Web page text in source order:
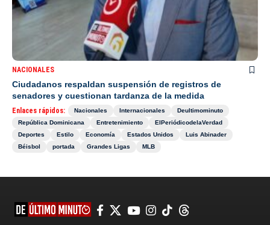
NACIONALES
Ciudadanos respaldan suspensión de registros de
senadores y cuestionan tardanza de la medida
Enlaces rápidos: Nacionales Internacionales
Deultimominuto
República Dominicana
Entretenimiento
ElPeriódicodelaVerdad
Deportes
Estilo Economía Estados Unidos
Luis Abinader
Béisbol
portada Grandes Ligas MLB